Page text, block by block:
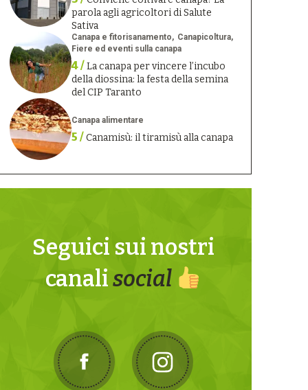
parola agli agricoltori di Salute
Sativa
Canapa e fitorisanamento
Canapicoltura
Fiere ed eventi sulla canapa
4 /La canapa per vincere l’incubo
della diossina: la festa della semina
del CIP Taranto
Canapa alimentare
5 /Canamisù: il tiramisù alla canapa
Seguici sui nostri
canalisocial